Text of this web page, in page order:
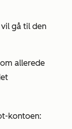
gå til den
allerede
kontoen: